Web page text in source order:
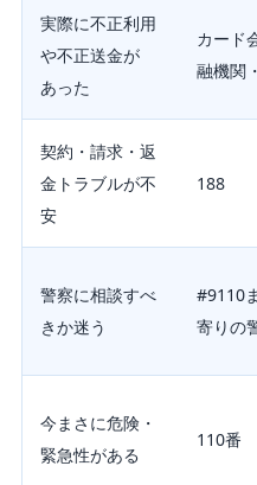
実際に不正利用
や不正送金が
あった
カード
融機関
契約・請求・返
金トラブルが不
安
188
警察に相談すべ
きか迷う
#9110
寄りの
今まさに危険・
緊急性がある
110番